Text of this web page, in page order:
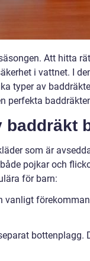
Att hitta
i vattnet. I
typer av
perfekta
baddräkt
som är
pojkar och
för barn:
vanligt
bottenplagg.